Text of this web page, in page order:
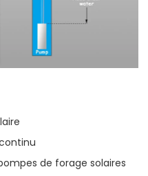
de forage solaires